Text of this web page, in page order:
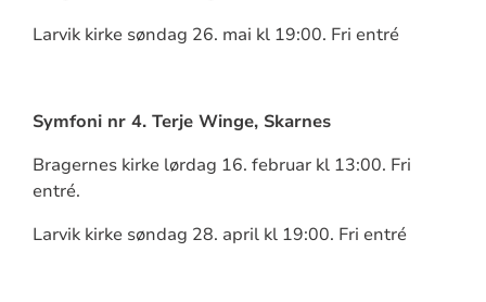
Larvik kirke søndag 26. mai kl 19:00. Fri entré
Symfoni nr 4. Terje Winge, Skarnes
Bragernes kirke lørdag 16. februar kl 13:00. Fri
entré.
Larvik kirke søndag 28. april kl 19:00. Fri entré